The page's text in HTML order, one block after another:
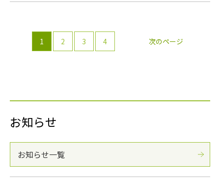
1 2 3 4 次のページ
お知らせ
お知らせ一覧